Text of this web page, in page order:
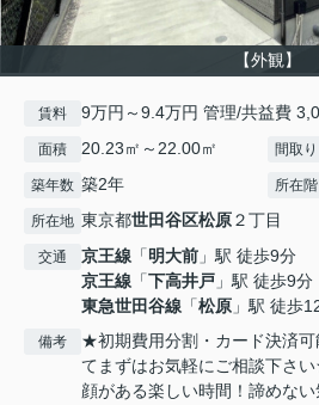
【外観】
賃料 9万円～9.4万円 管理/共益費
面積 20.23㎡～22.00㎡ 間取り
築年数 築2年 所在階
所在地 東京都世田谷区松原２丁目
交通 京王線 「明大前 」駅 徒歩9分
京王線 「下高井戸 」駅 徒歩9分
東急世田谷線 「松原 」駅 徒歩
備考
★初期費用分割・カード決済
てまずはお気軽にご相談下さ
顔がある楽しい時間！諦めな